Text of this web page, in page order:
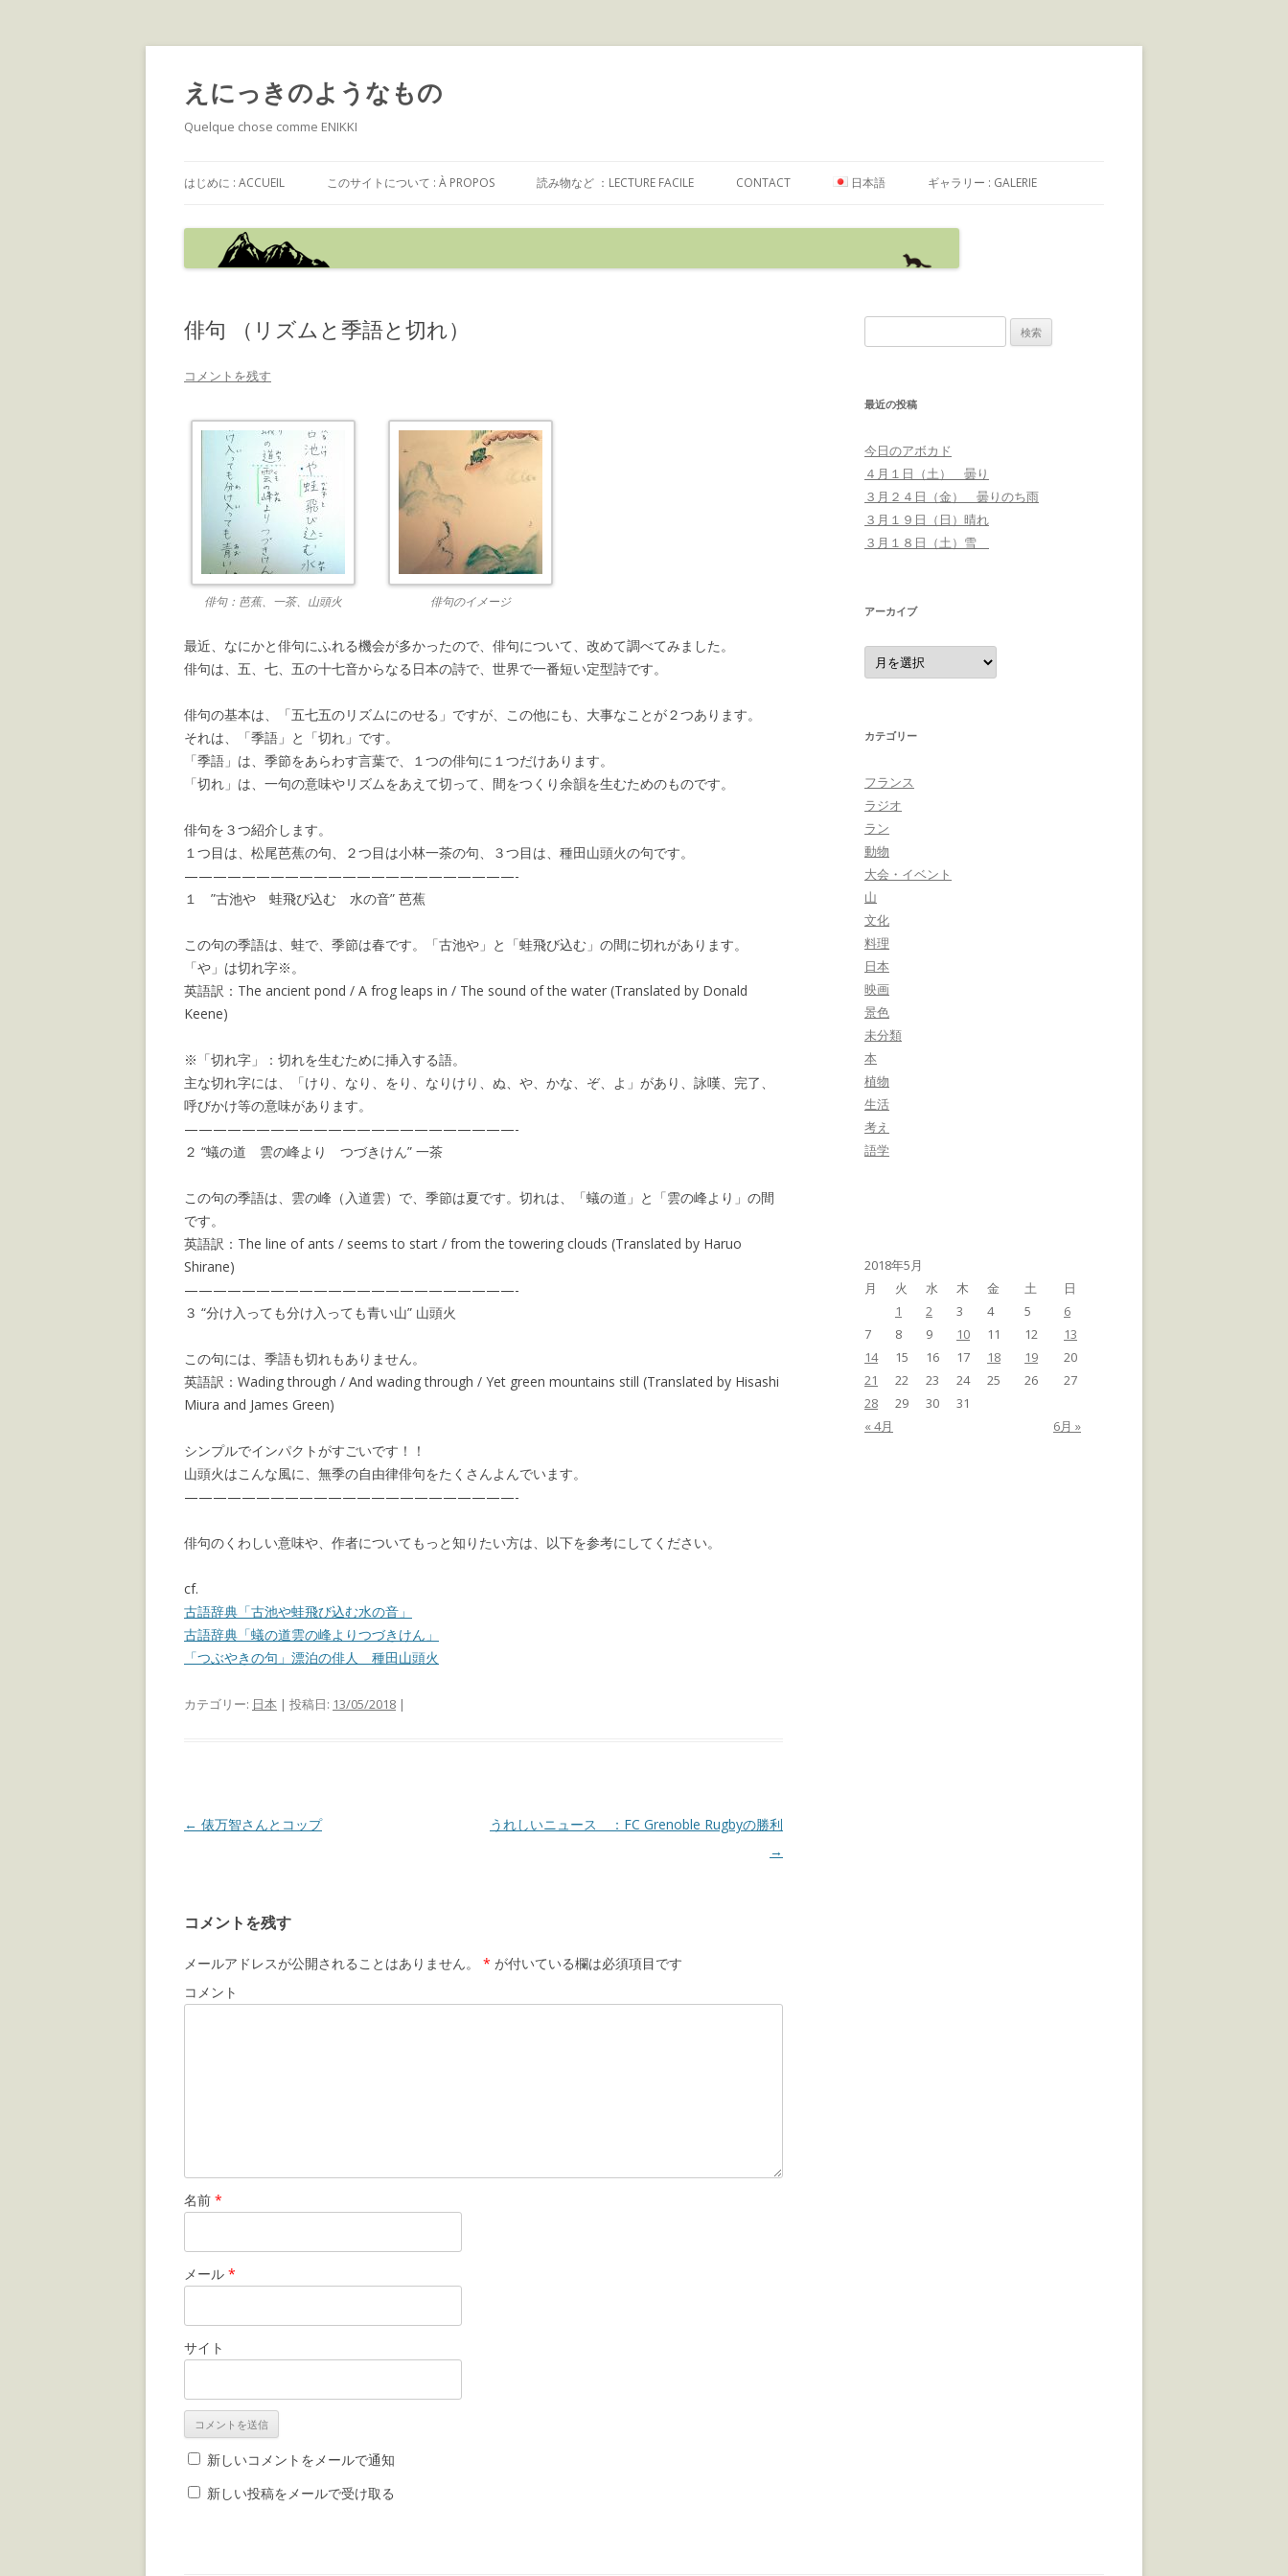
えにっきのようなもの
Quelque chose comme ENIKKI
ン
へ
ッ
はじめに : ACCUEIL このサイトについて : À PROPOS 読み物など ：LECTURE FACILE CONTACT 日本語
FRANÇAIS
ギャラリー : GALERIE
俳句 （リズムと季語と切れ）
コメントを残す
俳句：芭蕉、一茶、山頭火 俳句のイメージ
最近、なにかと俳句にふれる機会が多かったので、俳句について、改めて調べてみました。
俳句は、五、七、五の十七音からなる日本の詩で、世界で一番短い定型詩です。
俳句の基本は、「五七五のリズムにのせる」ですが、この他にも、大事なことが２つあります。
それは、「季語」と「切れ」です。
「季語」は、季節をあらわす言葉で、１つの俳句に１つだけあります。
「切れ」は、一句の意味やリズムをあえて切って、間をつくり余韻を生むためのものです。
俳句を３つ紹介します。
１つ目は、松尾芭蕉の句、２つ目は小林一茶の句、３つ目は、種田山頭火の句です。
———————————————————————-
１ ”古池や 蛙飛び込む 水の音” 芭蕉
この句の季語は、蛙で、季節は春です。「古池や」と「蛙飛び込む」の間に切れがあります。
「や」は切れ字※。
英語訳：The ancient pond / A frog leaps in / The sound of the water (Translated by Donald
Keene)
※「切れ字」：切れを生むために挿入する語。
主な切れ字には、「けり、なり、をり、なりけり、ぬ、や、かな、ぞ、よ」があり、詠嘆、完了、
呼びかけ等の意味があります。
———————————————————————-
２ “蟻の道 雲の峰より つづきけん” 一茶
この句の季語は、雲の峰（入道雲）で、季節は夏です。切れは、「蟻の道」と「雲の峰より」の間
です。
英語訳：The line of ants / seems to start / from the towering clouds (Translated by Haruo
Shirane)
———————————————————————-
３ “分け入っても分け入っても青い山” 山頭火
この句には、季語も切れもありません。
英語訳：Wading through / And wading through / Yet green mountains still (Translated by Hisashi
Miura and James Green)
シンプルでインパクトがすごいです！！
山頭火はこんな風に、無季の自由律俳句をたくさんよんでいます。
———————————————————————-
俳句のくわしい意味や、作者についてもっと知りたい方は、以下を参考にしてください。
cf.
古語辞典「古池や蛙飛び込む水の音」
古語辞典「蟻の道雲の峰よりつづきけん」
「つぶやきの句」漂泊の俳人 種田山頭火
カテゴリー: 日本 | 投稿日: 13/05/2018 |
投
ゲ
ー
シ
ョ
← 俵万智さんとコップ
うれしいニュース ：FC Grenoble Rugbyの勝利
→
コメントを残す
メールアドレスが公開されることはありません。 * が付いている欄は必須項目です
コメント
名前 *
メール *
サイト
新しいコメントをメールで通知
新しい投稿をメールで受け取る
索
最近の投稿
今日のアボカド
４月１日（土） 曇り
３月２４日（金） 曇りのち雨
３月１９日（日）晴れ
３月１８日（土）雪
アーカイブ
ア
ー
カ
カテゴリー
フランス
ラジオ
ラン
動物
大会・イベント
山
文化
料理
日本
映画
景色
未分類
本
植物
生活
考え
語学
2018年5月
月
火 水 木 金 土 日
« 4月 6月 »
1 2 3 4 5
6
7
8 9 10 11 12
13
14
15 16 17 18 19
20
21
22 23 24 25 26
27
28
29 30 31